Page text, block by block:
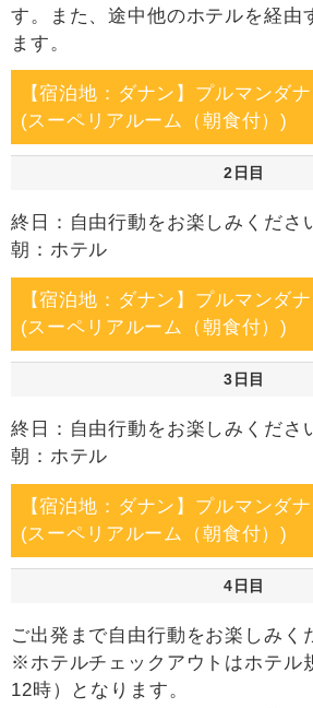
す。また、途中他のホテルを経由
ます。
【宿泊地：ダナン】プルマンダ
(スーペリアルーム（朝食付）)
2日目
終日：自由行動をお楽しみくださ
朝：ホテル
【宿泊地：ダナン】プルマンダ
(スーペリアルーム（朝食付）)
3日目
終日：自由行動をお楽しみくださ
朝：ホテル
【宿泊地：ダナン】プルマンダ
(スーペリアルーム（朝食付）)
4日目
ご出発まで自由行動をお楽しみく
※ホテルチェックアウトはホテル
12時）となります。